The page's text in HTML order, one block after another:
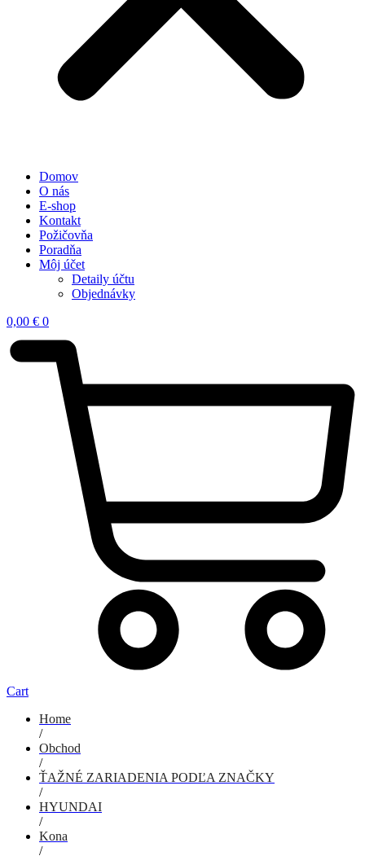
Domov
O nás
E-shop
Kontakt
Požičovňa
Poradňa
Môj účet
Detaily účtu
Objednávky
0,00 € 0
Cart
Home
/
Obchod
/
ŤAŽNÉ ZARIADENIA PODĽA ZNAČKY
/
HYUNDAI
/
Kona
/